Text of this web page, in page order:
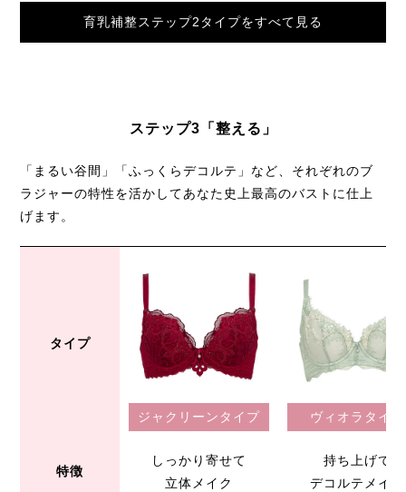
育乳補整ステップ2タイプをすべて見る
ステップ3「整える」
「まるい谷間」「ふっくらデコルテ」など、 それぞれのブ
ラジャーの特性を活かしてあなた史上最高のバストに仕上
げます。
タイプ
ジャクリーンタイプ ヴィオラタイプ
特徴
しっかり寄せて
立体メイク
持ち上げて
デコルテメイク